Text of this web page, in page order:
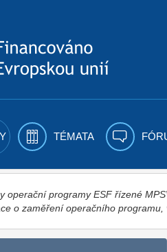
TÉMATA
operační programy ESF řízené
o zaměření operačního programu,